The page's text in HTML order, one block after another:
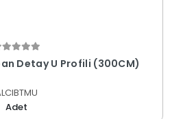
Detay U Profili (300CM)
Adet